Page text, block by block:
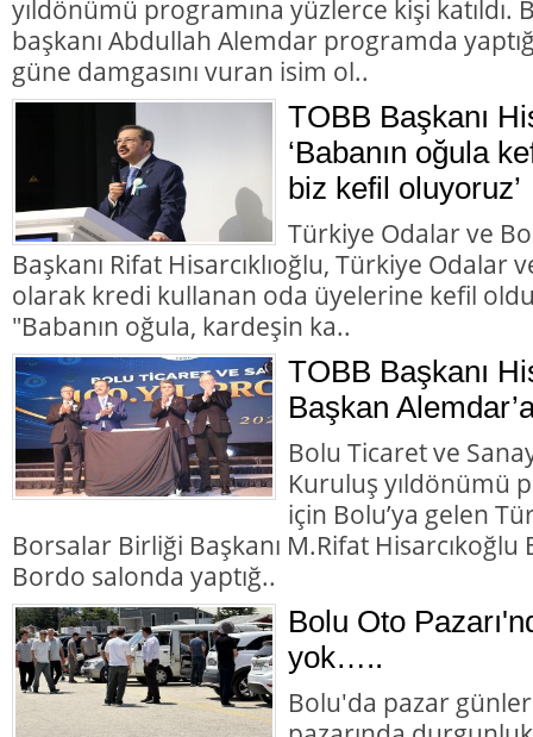
yıldönümü programına yüzlerce kişi katıldı.
başkanı Abdullah Alemdar programda
güne damgasını vuran isim ol..
TOBB Başkanı
‘Babanın oğula
biz kefil oluyoruz’
Türkiye Odalar ve
Başkanı Rifat Hisarcıklıoğlu, Türkiye Odalar
olarak kredi kullanan oda üyelerine kefil
"Babanın oğula, kardeşin ka..
TOBB Başkanı
Başkan
Bolu Ticaret ve
Kuruluş yıldönümü
için Bolu’ya gelen
Borsalar Birliği Başkanı M.Rifat
Bordo salonda yaptığ..
Bolu Oto
yok…..
Bolu'da pazar